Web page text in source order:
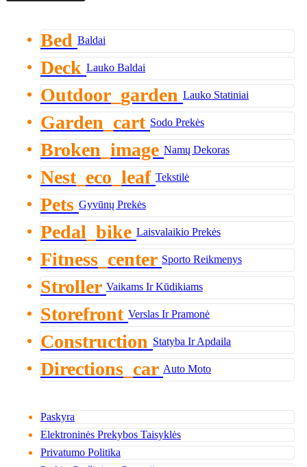
Bed Baldai
Deck Lauko Baldai
Outdoor_garden Lauko Statiniai
Garden_cart Sodo Prekės
Broken_image Namų Dekoras
Nest_eco_leaf Tekstilė
Pets Gyvūnų Prekės
Pedal_bike Laisvalaikio Prekės
Fitness_center Sporto Reikmenys
Stroller Vaikams Ir Kūdikiams
Storefront Verslas Ir Pramonė
Construction Statyba Ir Apdaila
Directions_car Auto Moto
Paskyra
Elektroninės Prekybos Taisyklės
Privatumo Politika